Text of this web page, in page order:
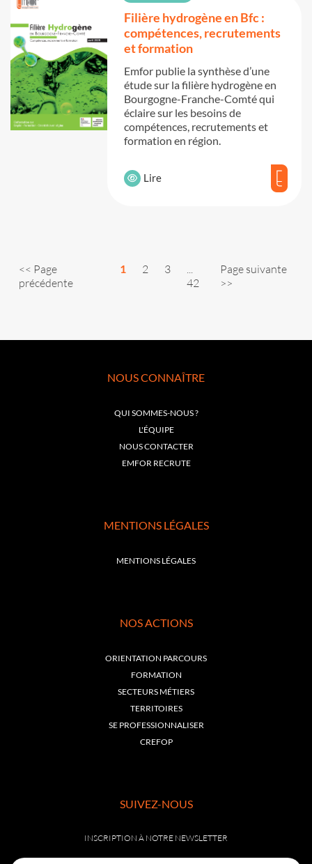
Filière hydrogène en Bfc :
compétences, recrutements
et formation
Emfor publie la synthèse d’une
étude sur la filière hydrogène en
Bourgogne-Franche-Comté qui
éclaire sur les besoins de
compétences, recrutements et
formation en région.
Lire
<< Page
précédente
1 2 3
42
Page suivante
>>
NOUS CONNAÎTRE
QUI SOMMES-NOUS ?
L'ÉQUIPE
NOUS CONTACTER
EMFOR RECRUTE
MENTIONS LÉGALES
MENTIONS LÉGALES
NOS ACTIONS
ORIENTATION PARCOURS
FORMATION
SECTEURS MÉTIERS
TERRITOIRES
SE PROFESSIONNALISER
CREFOP
SUIVEZ-NOUS
INSCRIPTION À NOTRE NEWSLETTER